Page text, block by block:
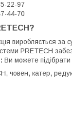
22-97
44-70
виробляється за
PRETECH
Ви можете
човен, катер,